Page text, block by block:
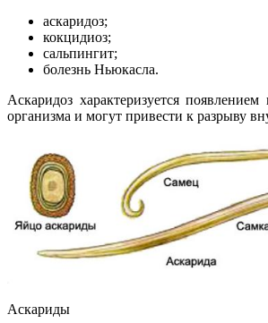
аскаридоз;
кокцидиоз;
сальпингит;
болезнь Ньюкасла.
Аскаридоз характеризуется
организма и могут привести к разрыву
Аскариды